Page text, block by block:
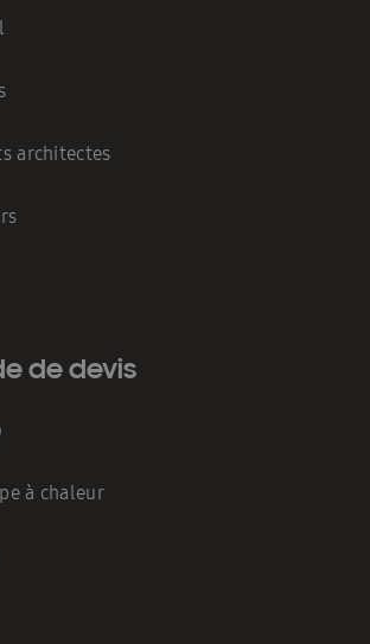
architectes
de devis
à chaleur